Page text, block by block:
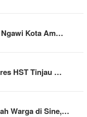
Ngawi Kota Am…
HST Tinjau …
Warga di Sine,…